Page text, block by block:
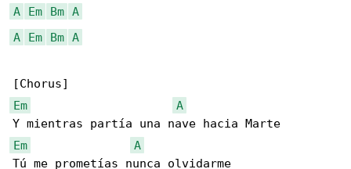
A Em Bm A
A
Em Bm A
Em
A
Em
A